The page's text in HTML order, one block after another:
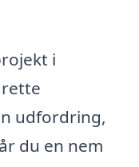
i
udfordring,
du en nem